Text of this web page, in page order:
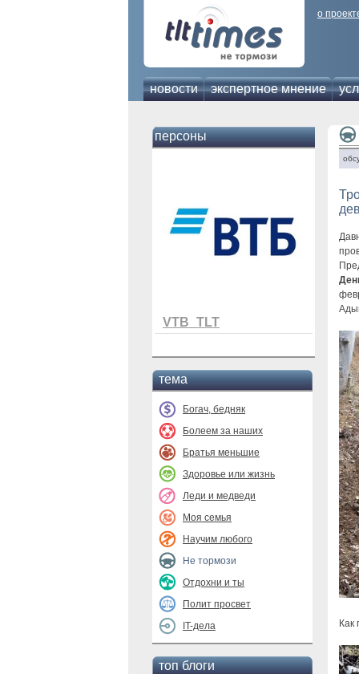
о
новости экспертное мнение
персоны
VTB_TLT
тема
Богач, бедняк
Болеем за наших
Братья меньшие
Здоровье или жизнь
Леди и медведи
Моя семья
Научим любого
Не тормози
Отдохни и ты
Полит просвет
IT-дела
топ блоги
Как